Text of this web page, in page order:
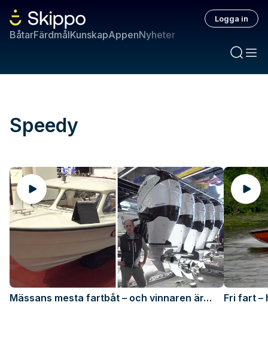
BåtarFärdmålKunskapAppenNyheter
Logga in
Speedy
Mässans mesta fartbåt – och vinnaren är… Fri fart –